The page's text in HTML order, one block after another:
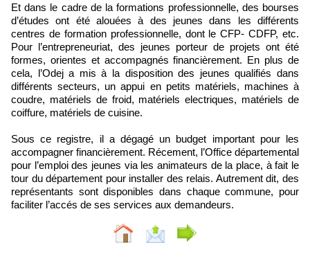
Et dans le cadre de la formations professionnelle, des bourses
d’études ont été alouées à des jeunes dans les différents
centres de formation professionnelle, dont le CFP- CDFP, etc.
Pour l’entrepreneuriat, des jeunes porteur de projets ont été
formes, orientes et accompagnés financièrement. En plus de
cela, l’Odej a mis à la disposition des jeunes qualifiés dans
différents secteurs, un appui en petits matériels, machines à
coudre, matériels de froid, matériels electriques, matériels de
coiffure, matériels de cuisine.
Sous ce registre, il a dégagé un budget important pour les
accompagner financièrement. Récement, l’Office départemental
pour l’emploi des jeunes via les animateurs de la place, à fait le
tour du département pour installer des relais. Autrement dit, des
représentants sont disponibles dans chaque commune, pour
faciliter l’accés de ses services aux demandeurs.